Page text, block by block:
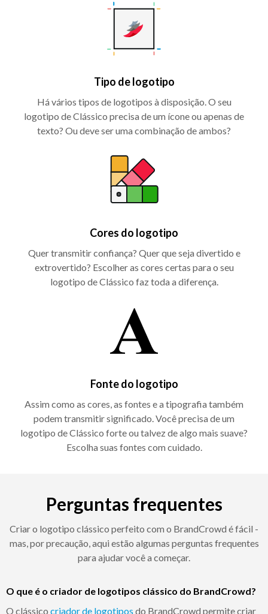
Tipo de logotipo
Há vários tipos de logotipos à disposição. O seu
logotipo de Clássico precisa de um ícone ou apenas de
texto? Ou deve ser uma combinação de ambos?
Cores do logotipo
Quer transmitir confiança? Quer que seja divertido e
extrovertido? Escolher as cores certas para o seu
logotipo de Clássico faz toda a diferença.
Fonte do logotipo
Assim como as cores, as fontes e a tipografia também
podem transmitir significado. Você precisa de um
logotipo de Clássico forte ou talvez de algo mais suave?
Escolha suas fontes com cuidado.
Perguntas frequentes
Criar o logotipo clássico perfeito com o BrandCrowd é fácil -
mas, por precaução, aqui estão algumas perguntas frequentes
para ajudar você a começar.
O que é o criador de logotipos clássico do BrandCrowd?
O clássico criador de logotipos do BrandCrowd permite criar